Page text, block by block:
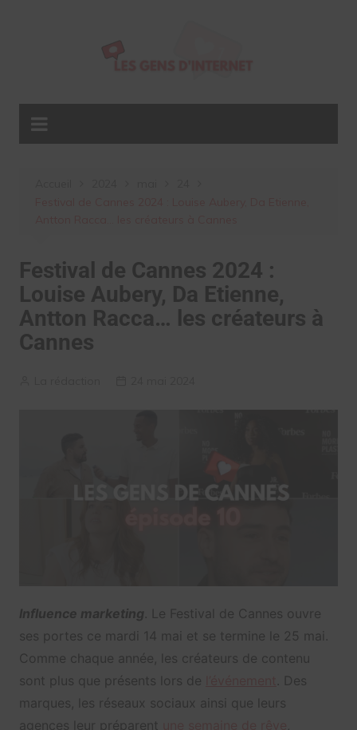
Festival de Cannes 2024 :
Louise Aubery, Da Etienne,
Antton Racca… les créateurs à
Cannes
Influence marketing . Le Festival de Cannes ouvre
ses portes ce mardi 14 mai et se termine le 25 mai.
Comme chaque année, les créateurs de contenu
sont plus que présents lors de
. Des
marques, les réseaux sociaux ainsi que leurs
agences leur préparent
,